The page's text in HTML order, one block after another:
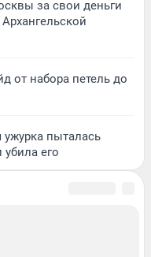
за свои деньги
от набора петель до
ужурка пыталась
его